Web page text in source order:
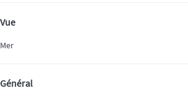
Vue
Mer
Général